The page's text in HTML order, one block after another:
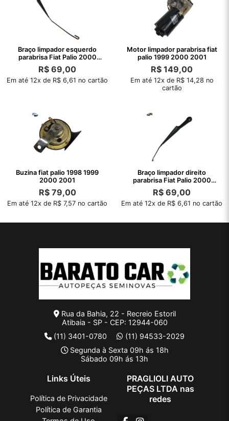
Braço limpador esquerdo
parabrisa Fiat Palio 2000
1999 1998
R$ 69,00
Em até 12x de R$ 6,61 no cartão
Motor limpador parabrisa fiat
palio 1999 2000 2001
R$ 149,00
Em até 12x de R$ 14,28 no
cartão
Buzina fiat palio 1998 1999
2000 2001
R$79,00
Em até 12x de R$ 7,57 no cartão
Braço limpador direito
parabrisa Fiat Palio 2000
1999 1998
R$ 69,00
Em até 12x de R$ 6,61 no cartão
Rua da Bahia, 22 - Recreio Estoril
Atibaia - SP - CEP: 12944-060
(11) 3401-0780
(11) 94533-2029
Segunda à Sexta 09h ás 18h
Sábado 09h ás 13h
Links Úteis
Política de Privacidade
Política de Garantia
PRAGLIOLI AUTO
PEÇAS LTDA nas
redes